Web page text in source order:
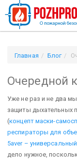
Главная Блог
Очередной
Уже не раз и не два
защиты дыхательных
(концепт маски-
респираторы для
5aver –
дело нужное,